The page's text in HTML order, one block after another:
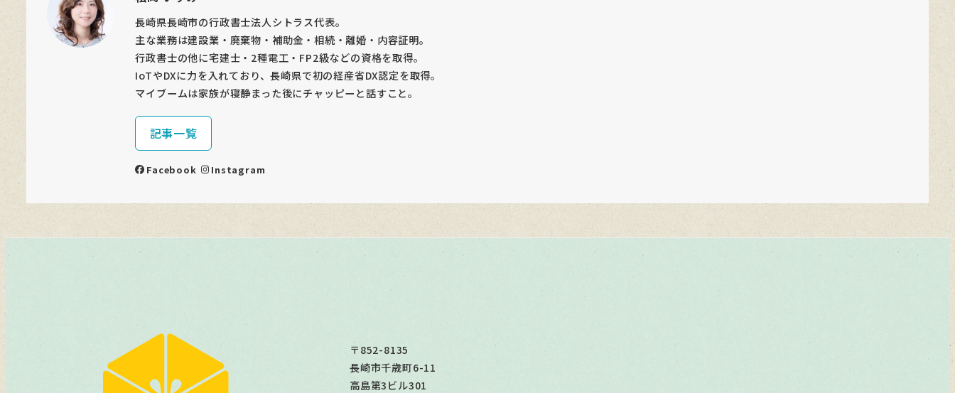
長崎県長崎市の行政書士法人シトラス代表。
主な業務は建設業・廃棄物・補助金・相続・離婚・内容証明。
行政書士の他に宅建士・2種電工・FP2級などの資格を取得。
IoTやDXに力を入れており、長崎県で初の経産省DX認定を取得。
マイブームは家族が寝静まった後にチャッピーと話すこと。
記事一覧
Facebook Instagram
〒852-8135
長崎市千歳町6-11
高島第3ビル301